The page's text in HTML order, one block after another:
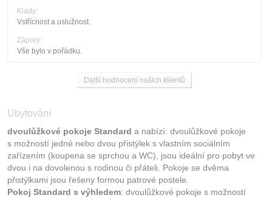
Klady:
Vstřícnost a uslužnost.
Zápory:
Vše bylo v pořádku.
Další hodnocení našich klientů
Ubytování
dvoulůžkové pokoje Standard a nabízí: dvoulůžkové pokoje
s možností jedné nebo dvou přistýlek s vlastním sociálním
zařízením (koupena se sprchou a WC), jsou ideální pro pobyt ve
dvou i na dovolenou s rodinou či přáteli. Pokoje se dvěma
přistýlkami jsou řešeny formou patrové postele.
Pokoj Standard s výhledem: dvoulůžkové pokoje s možností